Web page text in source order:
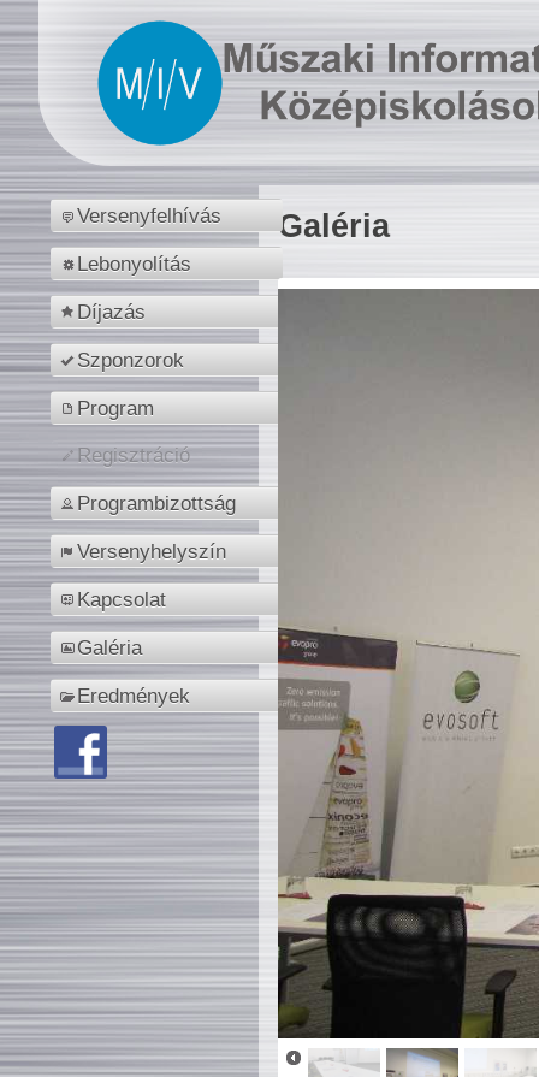
Versenyfelhívás
Lebonyolítás
Díjazás
Szponzorok
Program
Regisztráció
Programbizottság
Versenyhelyszín
Kapcsolat
Galéria
Eredmények
Galéria